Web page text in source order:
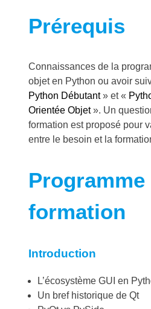
Prérequis
Connaissances de la
objet en Python ou avoir
Python Débutant» et «
Orientée Objet». Un
formation est proposé pour
entre le besoin et la
Programme
formation
Introduction
L’écosystème GUI en
Un bref historique de Qt